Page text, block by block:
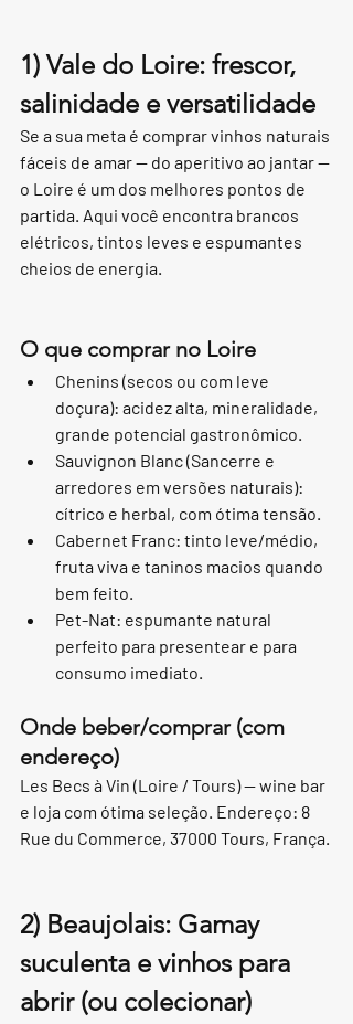
1) Vale do Loire: frescor,
salinidade e versatilidade
Se a sua meta é comprar vinhos naturais
fáceis de amar — do aperitivo ao jantar —
o Loire é um dos melhores pontos de
partida. Aqui você encontra brancos
elétricos, tintos leves e espumantes
cheios de energia.
O que comprar no Loire
Chenins (secos ou com leve
doçura): acidez alta, mineralidade,
grande potencial gastronômico.
Sauvignon Blanc (Sancerre e
arredores em versões naturais):
cítrico e herbal, com ótima tensão.
Cabernet Franc: tinto leve/médio,
fruta viva e taninos macios quando
bem feito.
Pet-Nat: espumante natural
perfeito para presentear e para
consumo imediato.
Onde beber/comprar (com
endereço)
Les Becs à Vin (Loire / Tours) — wine bar
e loja com ótima seleção. Endereço: 8
Rue du Commerce, 37000 Tours, França.
2) Beaujolais: Gamay
suculenta e vinhos para
abrir (ou colecionar)